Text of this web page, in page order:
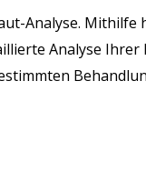
Analyse. Mithilfe
Analyse Ihrer